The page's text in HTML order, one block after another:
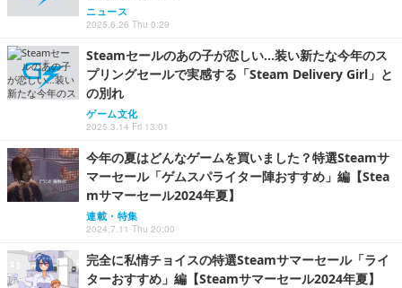
ニュース
2025.6.26 Thu 0:29
Steamセールのあの子が恋しい…装い新たな今年のス
プリングセールで実感する「Steam Delivery Girl」と
の別れ
ゲーム文化
2025.3.14 Fri 13:01
今年の夏はどんなゲームを買いました？特選Steamサ
マーセール「ゲムスパライター陣おすすめ」編【Stea
mサマーセール2024年夏】
連載・特集
2024.7.11 Thu 20:00
完全に私情チョイスの特選Steamサマーセール「ライ
ターおすすめ」編【Steamサマーセール2024年夏】